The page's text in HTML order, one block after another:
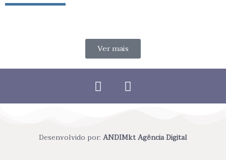
Ver mais
Desenvolvido por: ANDIMkt Agência Digital